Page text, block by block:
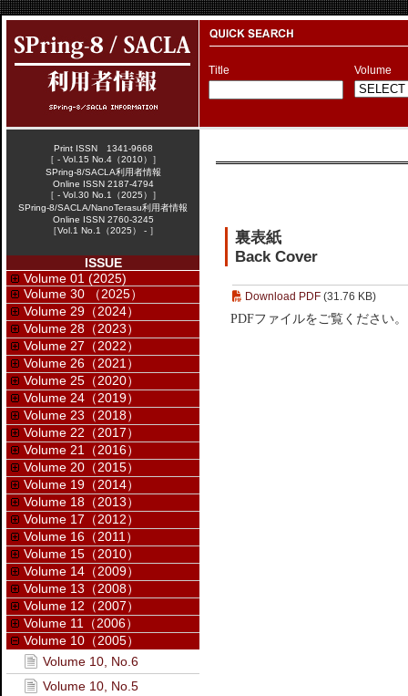
Title Volume
裏表紙
Back Cover
Download PDF (31.76 KB)
PDFファイルをご覧ください。
Print ISSN 1341-9668
［ - Vol.15 No.4（2010）］
SPring-8/SACLA利用者情報
Online ISSN 2187-4794
［ - Vol.30 No.1（2025）］
SPring-8/SACLA/NanoTerasu利用者情報
Online ISSN 2760-3245
［Vol.1 No.1（2025） - ］
ISSUE
Volume 01 (2025)
Volume 30 （2025）
Volume 29（2024）
Volume 28（2023）
Volume 27（2022）
Volume 26（2021）
Volume 25（2020）
Volume 24（2019）
Volume 23（2018）
Volume 22（2017）
Volume 21（2016）
Volume 20（2015）
Volume 19（2014）
Volume 18（2013）
Volume 17（2012）
Volume 16（2011）
Volume 15（2010）
Volume 14（2009）
Volume 13（2008）
Volume 12（2007）
Volume 11（2006）
Volume 10（2005）
Volume 10, No.6
Volume 10, No.5